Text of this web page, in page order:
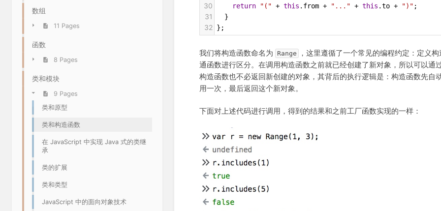
数组
11 Pages
函数
8 Pages
类和模块
9 Pages
类和原型
类和构造函数
在 JavaScript 中实现 Java 式的类继
承
类的扩展
类和类型
JavaScript 中的面向对象技术
30 return "(" + this . from + "..." + this .to + ")" ;
31
  }
32 };
我们将构造函数命名为 Range
，这里遵循了一个常见的编程约定：定义
通函数进行区分。在调用构造函数之前就已经创建了新对象，所以可以通
构造函数也不必返回新创建的对象，其背后的执行逻辑是：构造函数先
用一次，最后返回这个新对象。
下面对上述代码进行调用，得到的结果和之前工厂函数实现的一样：